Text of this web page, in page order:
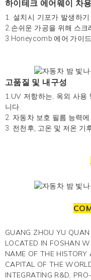
하이테크 에어웨이 차
1. 설치시 기포가 발생하
2.손쉬운 가공을 위해 스크
3.Honeycomb 에어 가이
고품질 및 내구성
1.UV 저항하는, 옥외 사
니다.
2. 자동차 보호 필름 능력
3. 전천후, 고온 및 저온 기
GUANG ZHOU YU
LOCATED IN FOSHAN
NAME OF THE HISTORY
CAPITAL OF THE
INTEGRATING R&D,